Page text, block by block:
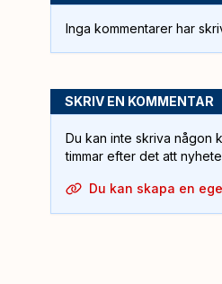
Inga kommentarer har
SKRIV EN KOMMENTAR
Du kan inte skriva någon
timmar efter det att
Du kan skapa en